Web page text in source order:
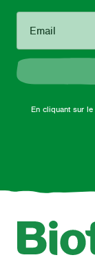
Email
En cliquant sur